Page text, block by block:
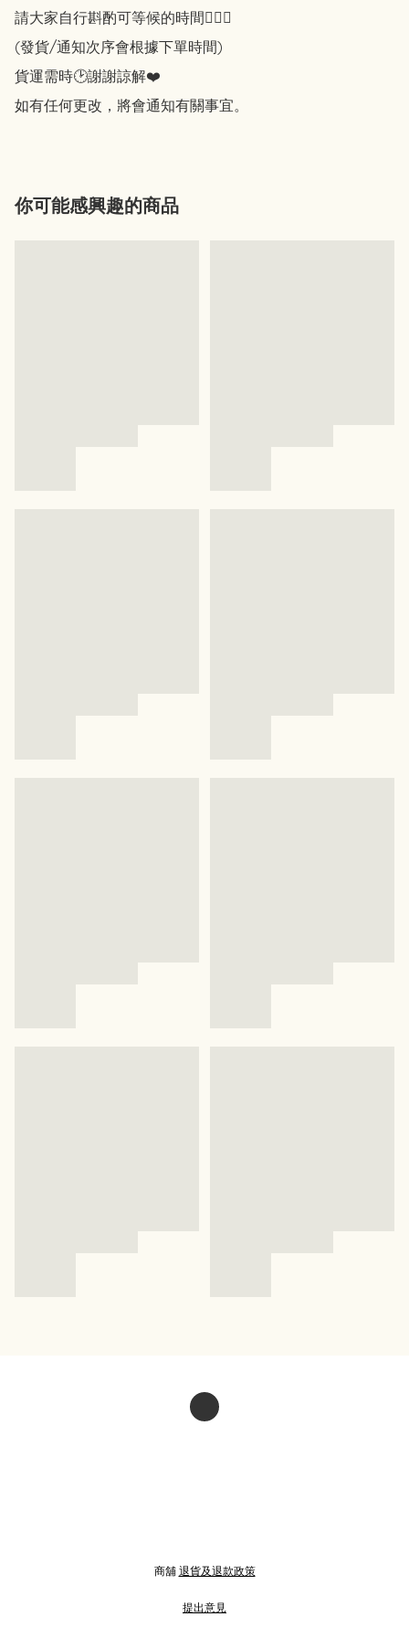
請大家自行斟酌可等候的時間🙇🏻‍♀️
(發貨/通知次序會根據下單時間)
貨運需時🕑謝謝諒解❤️
如有任何更改，將會通知有關事宜。
你可能感興趣的商品
商舖 退貨及退款政策
提出意見